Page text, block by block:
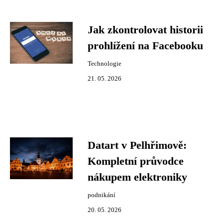
Jak zkontrolovat historii
prohlížení na Facebooku
Technologie
21. 05. 2026
Datart v Pelhřimově:
Kompletní průvodce
nákupem elektroniky
podnikání
20. 05. 2026